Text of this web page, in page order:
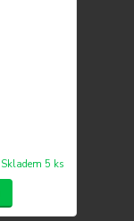
Skladem 5 ks